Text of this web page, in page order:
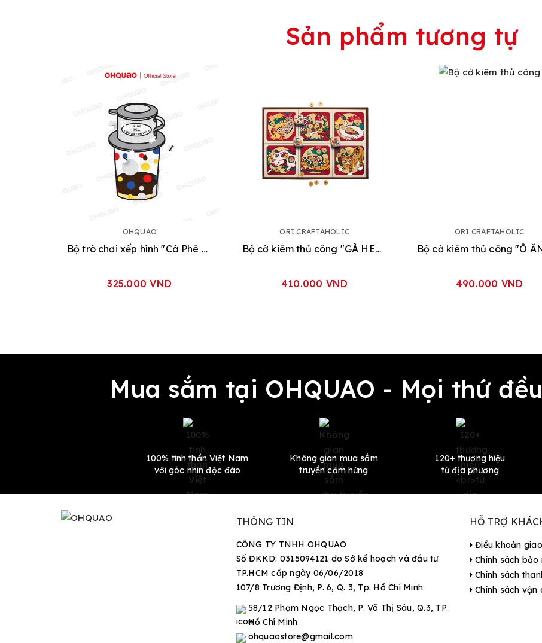
Sản phẩm tương tự
OHQUAO
Bộ trò chơi xếp hình "Cà Phê Phin"
325.000 VND
ORI CRAFTAHOLIC
Bộ cờ kiêm thủ công "GÀ HEO CÁ CỌP" (Lắc Bầu Cua)
410.000 VND
ORI CRAFTAHOLIC
490.000 VND
Mua sắm tại OHQUAO - Mọi thứ
100% tinh thần Việt Nam
với góc nhìn độc đáo
Không gian mua sắm
truyền cảm hứng
120+ thương hiệu
từ địa phương
THÔNG TIN
CÔNG TY TNHH OHQUAO
Số ĐKKD: 0315094121 do Sở kế hoạch và đầu tư
TP.HCM cấp ngày 06/06/2018
107/8 Trương Định, P. 6, Q. 3, Tp. Hồ Chí Minh
58/12 Phạm Ngọc Thạch, P. Võ Thị Sáu, Q.3, TP.
Hồ Chí Minh
ohquaostore@gmail.com
HỖ TRỢ
Điều khoản
Chính sách bảo
Chính sách
Chính sách vận